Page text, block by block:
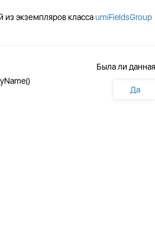
экземпляров классаumiFieldsGroup
Была ли